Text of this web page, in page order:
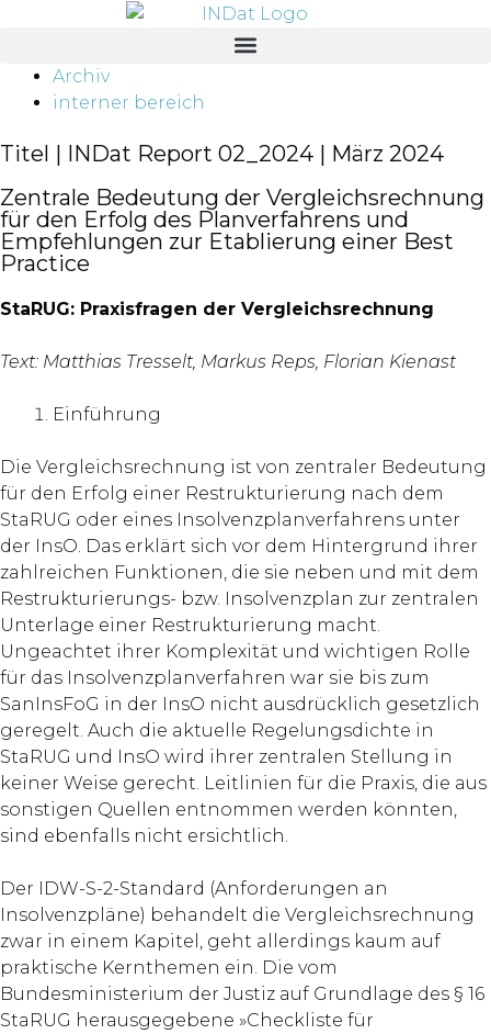
Archiv
interner bereich
Titel | INDat Report 02_2024 | März 2024
Zentrale Bedeutung der Vergleichsrechnung
für den Erfolg des Planverfahrens und
Empfehlungen zur Etablierung einer Best
Practice
StaRUG: Praxisfragen der Vergleichsrechnung
Text: Matthias Tresselt, Markus Reps, Florian Kienast
Einführung
Die Vergleichsrechnung ist von zentraler Bedeutung
für den Erfolg einer Restrukturierung nach dem
StaRUG oder eines Insolvenz­planverfahrens unter
der InsO. Das erklärt sich vor dem Hintergrund ihrer
zahlreichen Funktionen, die sie neben und mit dem
Restrukturierungs- bzw. Insolvenzplan zur zentralen
Unterlage einer Restrukturierung macht.
Ungeachtet ihrer Komplexität und wichtigen Rolle
für das Insolvenzplanverfahren war sie bis zum
SanInsFoG in der InsO nicht ausdrücklich gesetzlich
geregelt. Auch die aktuelle Regelungsdichte in
StaRUG und InsO wird ihrer zentralen Stellung in
keiner Weise gerecht. Leitlinien für die Praxis, die aus
sonstigen Quellen entnommen werden könnten,
sind ebenfalls nicht ersichtlich.
Der IDW-S-2-Standard (Anforderungen an
Insolvenzpläne) behandelt die Vergleichsrechnung
zwar in einem Kapitel, geht allerdings kaum auf
praktische Kernthemen ein. Die vom
Bundesministerium der Justiz auf Grundlage des § 16
StaRUG herausgegebene »Checkliste für